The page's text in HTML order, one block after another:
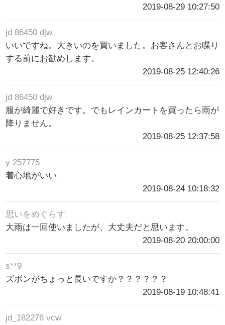
2019-08-29 10:27:50
jd 86450 djw
いいですね。大きいのを買いました。お客さんとお喋り
する前にお勧めします。
2019-08-25 12:40:26
jd 86450 djw
服が綺麗で好きです。でもレインカートを買ったら雨が
降りません。
2019-08-25 12:37:58
y 257775
着心地がいい
2019-08-24 10:18:32
思いをめぐらす
大雨は一回使いましたが、大丈夫だと思います。
2019-08-20 20:00:00
s**9
ズボンがちょっと長いですか？？？？？？
2019-08-19 10:48:41
jd_182276 vcw